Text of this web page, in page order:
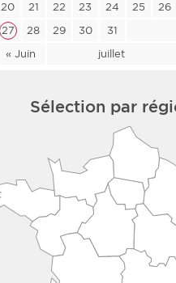
« Juin juillet
20
21 22 23 24 25 26
27
28 29 30 31
Sélection par